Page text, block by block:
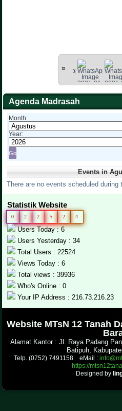
Agenda Madrasah
Month:
Year:
Events in
There are no events scheduled during
Statistik Website
0 2 2 5 2 4
Users Today : 6
Users Yesterday : 34
Total Users : 22524
Views Today : 6
Total views : 39936
Who's Online : 0
Your IP Address : 216.73.216.23
Website MTsN 12 Tanah
Alamat Kantor : Jl. Raya Padang
Batipuh,
Telp. (0752) 7491158 eMail :
https://
Designed by